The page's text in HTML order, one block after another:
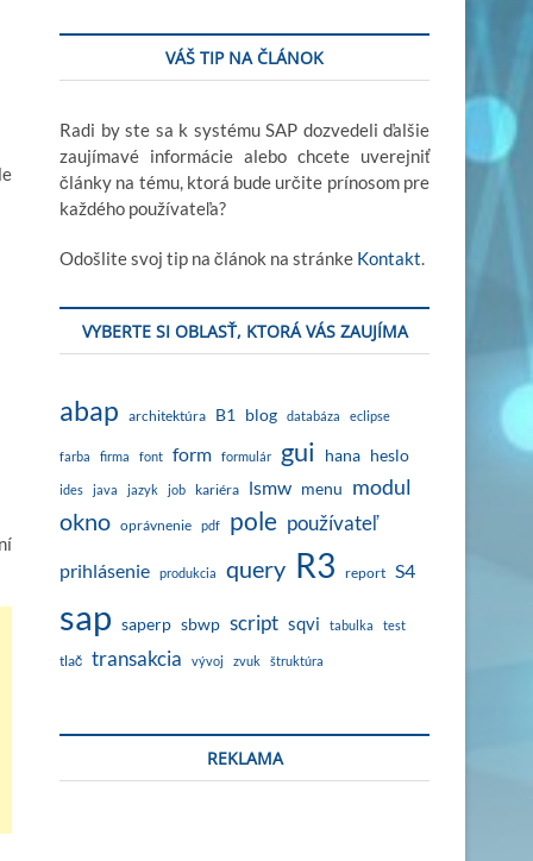
VÁŠ TIP NA ČLÁNOK
Radi by ste sa k systému SAP dozvedeli ďalšie
zaujímavé informácie alebo chcete uverejniť
články na tému, ktorá bude určite prínosom pre
každého používateľa?
Odošlite svoj tip na článok na stránke Kontakt.
VYBERTE SI OBLASŤ, KTORÁ VÁS ZAUJÍMA
abap architektúra B1 blog databáza eclipse
farba firma font form formulár gui hana heslo
ides java jazyk job kariéra lsmw menu modul
okno oprávnenie pdf pole používateľ
prihlásenie produkcia query R3 report S4
sap saperp sbwp script sqvi tabulka test
tlač transakcia vývoj zvuk štruktúra
REKLAMA